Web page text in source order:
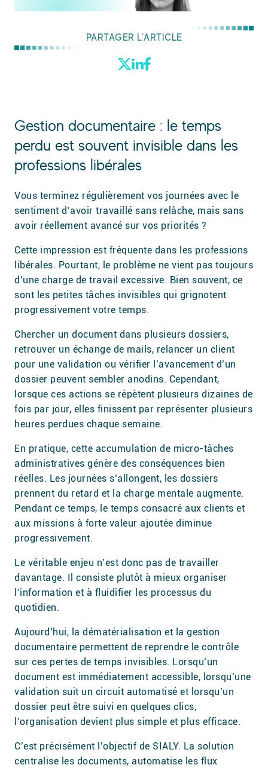
PARTAGER L’ARTICLE
Gestion documentaire : le temps
perdu est souvent invisible dans les
professions libérales
Vous terminez régulièrement vos journées avec le
sentiment d’avoir travaillé sans relâche, mais sans
avoir réellement avancé sur vos priorités ?
Cette impression est fréquente dans les professions
libérales. Pourtant, le problème ne vient pas toujours
d’une charge de travail excessive. Bien souvent, ce
sont les petites tâches invisibles qui grignotent
progressivement votre temps.
Chercher un document dans plusieurs dossiers,
retrouver un échange de mails, relancer un client
pour une validation ou vérifier l’avancement d’un
dossier peuvent sembler anodins. Cependant,
lorsque ces actions se répètent plusieurs dizaines de
fois par jour, elles finissent par représenter plusieurs
heures perdues chaque semaine.
En pratique, cette accumulation de micro-tâches
administratives génère des conséquences bien
réelles. Les journées s’allongent, les dossiers
prennent du retard et la charge mentale augmente.
Pendant ce temps, le temps consacré aux clients et
aux missions à forte valeur ajoutée diminue
progressivement.
Le véritable enjeu n’est donc pas de travailler
davantage. Il consiste plutôt à mieux organiser
l’information et à fluidifier les processus du
quotidien.
Aujourd’hui, la dématérialisation et la gestion
documentaire permettent de reprendre le contrôle
sur ces pertes de temps invisibles. Lorsqu’un
document est immédiatement accessible, lorsqu’une
validation suit un circuit automatisé et lorsqu’un
dossier peut être suivi en quelques clics,
l’organisation devient plus simple et plus efficace.
C’est précisément l’objectif de SIALY. La solution
centralise les documents, automatise les flux